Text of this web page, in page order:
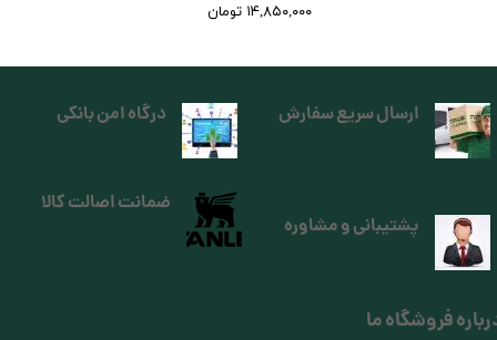
۱۴,۸۵۰,۰۰۰ تومان
ارسال سریع سفارش
فروشگاه ما
درگاه امن بانکی
پشتیبانی و مشاوره
ضمانت اصالت کالا